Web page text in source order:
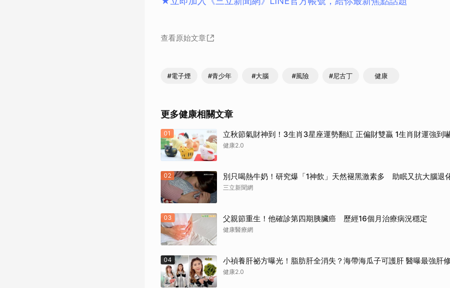
查看原始文章
#電子煙 #青少年 #大腦 #風險 #尼古丁 健康
更多健康相關文章
01 立秋節氣財神到！3生肖3星座運勢翻紅 正偏財雙贏 1生肖財運強到
健康2.0
02 別只喝熱牛奶！研究爆「1神飲」天然褪黑激素多 助眠又抗大腦退
三立新聞網
03 父親節重生！他確診第四期胰臟癌 歷經16個月治療病況穩定
健康醫療網
04 小禎養肝祕方曝光！脂肪肝全消失？海帶海瓜子可護肝 醫曝最強肝
健康2.0